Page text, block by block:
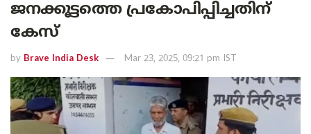
ജനക്കൂട്ടത്തെ പ്രകോപിപ്പിച്ചതിന്
കേസ്
by Brave India Desk Mar 23, 2025, 09:21 pm IST